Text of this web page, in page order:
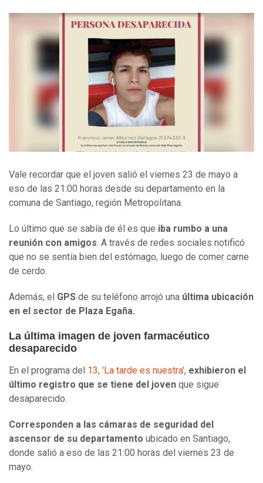
Vale recordar que el joven salió el viernes 23 de mayo a
eso de las 21:00 horas desde su departamento en la
comuna de Santiago, región Metropolitana.
Lo último que se sabía de él es que iba rumbo a una
reunión con amigos. A través de redes sociales notificó
que no se sentía bien del estómago, luego de comer carne
de cerdo.
Además, el GPS de su teléfono arrojó una última ubicación
en el sector de Plaza Egaña.
La última imagen de joven farmacéutico
desaparecido
En el programa del 13, 'La tarde es nuestra', exhibieron el
último registro que se tiene del joven que sigue
desaparecido.
Corresponden a las cámaras de seguridad del
ascensor de su departamento ubicado en Santiago,
donde salió a eso de las 21:00 horas del viernes 23 de
mayo.